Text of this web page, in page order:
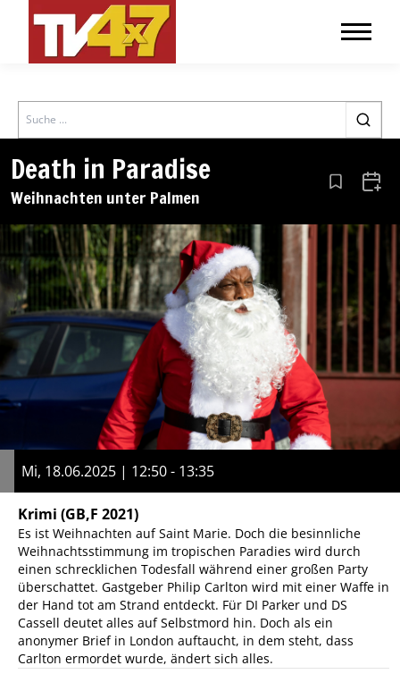
Search
Death in Paradise
Weihnachten unter Palmen Aus den
Mi, 18.06.2025 | 12:50 - 13:35
Krimi (GB,F 2021)
Es ist Weihnachten auf Saint Marie. Doch die besinnliche
Weihnachtsstimmung im tropischen Paradies wird durch
einen schrecklichen Todesfall während einer großen Party
überschattet. Gastgeber Philip Carlton wird mit einer Waffe in
der Hand tot am Strand entdeckt. Für DI Parker und DS
Cassell deutet alles auf Selbstmord hin. Doch als ein
anonymer Brief in London auftaucht, in dem steht, dass
Carlton ermordet wurde, ändert sich alles.